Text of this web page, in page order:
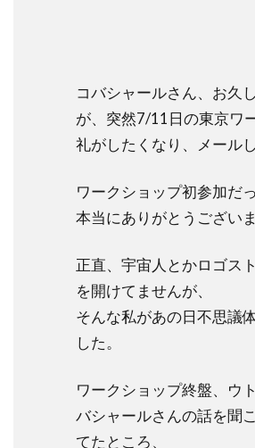
コバシャールさん、お久
が、突然7/11日の東京ワ
礼がしたくなり、メールし
ワークショップ初参加だ
本当にありがとうございま
正直、宇宙人とかロゴス
を開けてませんが、
そんな私があの日不思議
した。
ワークショップ終盤、ウ
バシャールさんの話を聞
てたところ、